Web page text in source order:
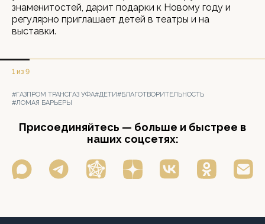
знаменитостей, дарит подарки к Новому году и
регулярно приглашает детей в театры и на
выставки.
1 из 9
#ГАЗПРОМ ТРАНСГАЗ УФА#ДЕТИ#БЛАГОТВОРИТЕЛЬНОСТЬ
#ЛОМАЯ БАРЬЕРЫ
Присоединяйтесь — больше и быстрее в
наших соцсетях: